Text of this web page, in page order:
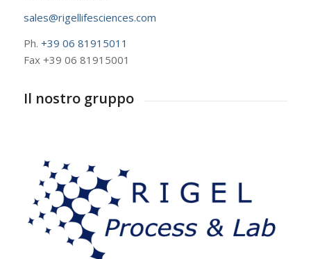
sales@rigellifesciences.com
Ph. +39 06 81915011
Fax +39 06 81915001
Il nostro gruppo